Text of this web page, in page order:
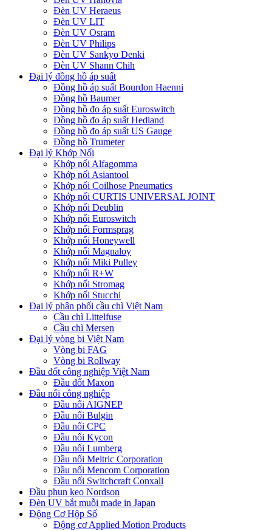
Đèn UV Heraeus
Đèn UV LIT
Đèn UV Osram
Đèn UV Philips
Đèn UV Sankyo Denki
Đèn UV Shann Chih
Đại lý đồng hồ áp suất
Đồng hồ áp suất Bourdon Haenni
Đồng hồ Baumer
Đồng hồ đo áp suất Euroswitch
Đồng hồ đo áp suất Hedland
Đồng hồ đo áp suất US Gauge
Đồng hồ Trumeter
Đại lý Khớp Nối
Khớp nối Alfagomma
Khớp nối Asiantool
Khớp nối Coilhose Pneumatics
Khớp nối CURTIS UNIVERSAL JOINT
Khớp nối Deublin
Khớp nối Euroswitch
Khớp nối Formsprag
Khớp nối Honeywell
Khớp nối Magnaloy
Khớp nối Miki Pulley
Khớp nối R+W
Khớp nối Stromag
Khớp nối Stucchi
Đại lý phân phối cầu chì Việt Nam
Cầu chì Littelfuse
Cầu chì Mersen
Đại lý vòng bi Việt Nam
Vòng bi FAG
Vòng bi Rollway
Đầu đốt công nghiệp Việt Nam
Đầu đốt Maxon
Đầu nối công nghiệp
Đầu nối AIGNEP
Đầu nối Bulgin
Đầu nối CPC
Đầu nối Kycon
Đầu nối Lumberg
Đầu nối Meltric Corporation
Đầu nối Mencom Corporation
Đầu nối Switchcraft Conxall
Đầu phun keo Nordson
Đèn UV bắt muỗi made in Japan
Động Cơ Hộp Số
Động cơ Applied Motion Products